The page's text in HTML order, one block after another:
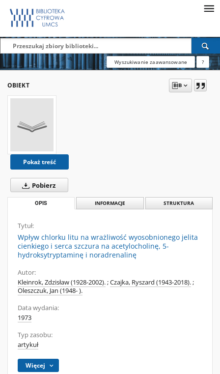
Wyszukiwanie zaawansowane ?
OBIEKT
Pokaż treść
Pobierz
OPIS INFORMACJE STRUKTURA
Tytuł:
Wpływ chlorku litu na wrażliwość wyosobnionego jelita
cienkiego i serca szczura na acetylocholinę, 5-
hydroksytryptaminę i noradrenalinę
Autor:
Kleinrok, Zdzisław (1928-2002).;Czajka, Ryszard (1943-2018).;
Oleszczuk, Jan (1948- ).
Data wydania:
1973
Typ zasobu:
artykuł
Więcej